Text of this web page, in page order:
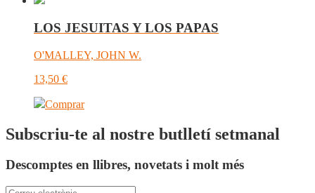
LOS JESUITAS Y LOS PAPAS
O'MALLEY, JOHN W.
13,50 €
Comprar
Subscriu-te al nostre butlletí setmanal
Descomptes en llibres, novetats i molt més